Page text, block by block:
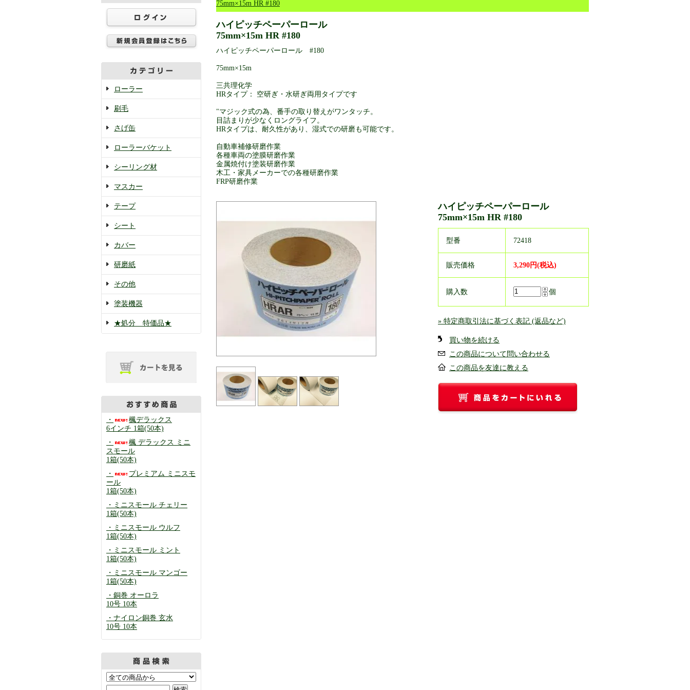
ローラー
刷毛
さげ缶
ローラーバケット
シーリング材
マスカー
テープ
シート
カバー
研磨紙
その他
塗装機器
★処分 特価品★
・
楓デラックス
6インチ 1箱(50本)
・
楓 デラックス ミニ
スモール
1箱(50本)
・
プレミアム ミニスモ
ール
1箱(50本)
・ミニスモール チェリー
1箱(50本)
・ミニスモール ウルフ
1箱(50本)
・ミニスモール ミント
1箱(50本)
・ミニスモール マンゴー
1箱(50本)
・銅巻 オーロラ
10号 10本
・ナイロン銅巻 玄水
10号 10本
75mm×15m HR #180
ハイピッチペーパーロール
75mm×15m HR #180
ハイピッチペーパーロール #180
75mm×15m
三共理化学
HRタイプ： 空研ぎ・水研ぎ両用タイプです
"マジック式の為、番手の取り替えがワンタッチ。
目詰まりが少なくロングライフ。
HRタイプは、耐久性があり、湿式での研磨も可能です。
自動車補修研磨作業
各種車両の塗膜研磨作業
金属焼付け塗装研磨作業
木工・家具メーカーでの各種研磨作業
FRP研磨作業
ハイピッチペーパーロール
75mm×15m HR #180
型番 72418
販売価格 3,290円(税込)
購入数 個
» 特定商取引法に基づく表記 (返品など)
買い物を続ける
この商品について問い合わせる
この商品を友達に教える